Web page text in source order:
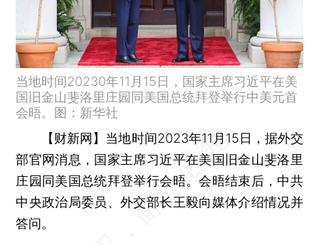
当地时间20230年11月15日，国家主席习近平在美
国旧金山斐洛里庄园同美国总统拜登举行中美元首
会晤。图：新华社
【财新网】 当地时间2023年11月15日，据外交
部官网消息，国家主席习近平在美国旧金山斐洛里
庄园同美国总统拜登举行会晤。会晤结束后，中共
中央政治局委员、外交部长王毅向媒体介绍情况并
答问。